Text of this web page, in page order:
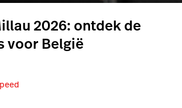
2026: ontdek de
voor België